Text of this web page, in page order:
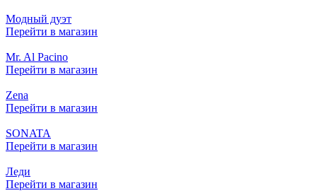
Модный дуэт
Перейти в магазин
Mr. Al Pacino
Перейти в магазин
​Zena
Перейти в магазин
SONATA
Перейти в магазин
Леди
Перейти в магазин